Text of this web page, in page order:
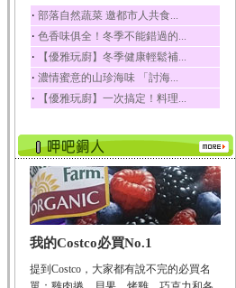
‧ 部落自然蔬菜 邀都市人共食...
‧ 色香味俱全！冬季不能錯過的...
‧ 【優雅玩廚】冬季健康輕鬆補...
‧ 濃情蜜意的山珍海味 「討海...
‧ 【優雅玩廚】一次搞定！料理...
我的Costco必買No.1
提到Costco，大家都有說不完的必買名